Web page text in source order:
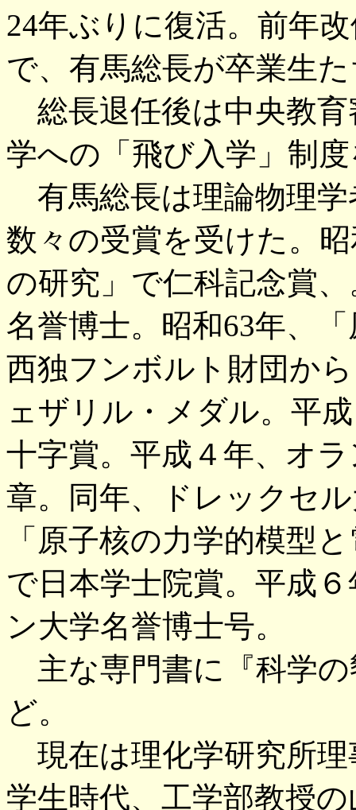
24年ぶりに復活。前年
で、有馬総長が卒業生
総長退任後は中央教育
学への「飛び入学」制
有馬総長は理論物理
数々の受賞を受けた。
の研究」で仁科記念賞
名誉博士。昭和63年、
西独フンボルト財団か
ェザリル・メダル。平
十字賞。平成４年、オ
章。同年、ドレックセ
「原子核の力学的模型
で日本学士院賞。平成
ン大学名誉博士号。
主な専門書に『科学の
ど。
現在は理化学研究所理
学生時代、工学部教授